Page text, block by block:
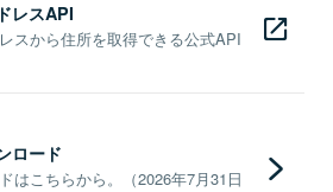
レスAPI
スから住所を取得できる公式API
ロード
はこちらから。（2026年7月31日